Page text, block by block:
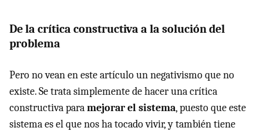
De la crítica constructiva a la solución del
problema
Pero no vean en este artículo un negativismo que no
existe. Se trata simplemente de hacer una crítica
constructiva paramejorar el sistema, puesto que este
sistema es el que nos ha tocado vivir, y también tiene